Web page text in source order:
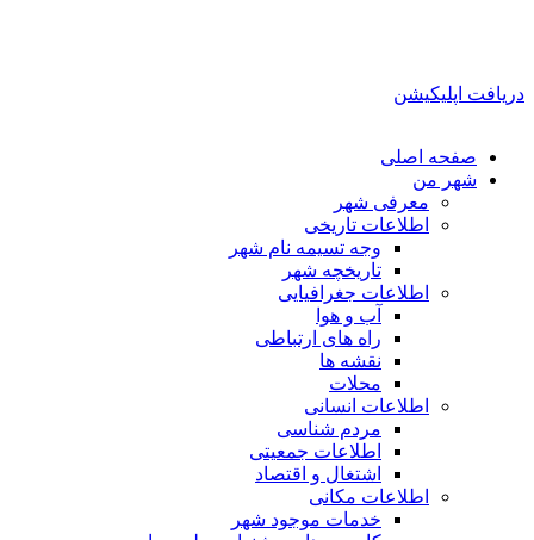
دریافت اپلیکیشن
صفحه اصلی
شهر من
معرفی شهر
اطلاعات تاریخی
وجه تسیمه نام شهر
تاریخچه شهر
اطلاعات جغرافیایی
آب و هوا
راه های ارتباطی
نقشه ها
محلات
اطلاعات انسانی
مردم شناسی
اطلاعات جمعیتی
اشتغال و اقتصاد
اطلاعات مکانی
خدمات موجود شهر